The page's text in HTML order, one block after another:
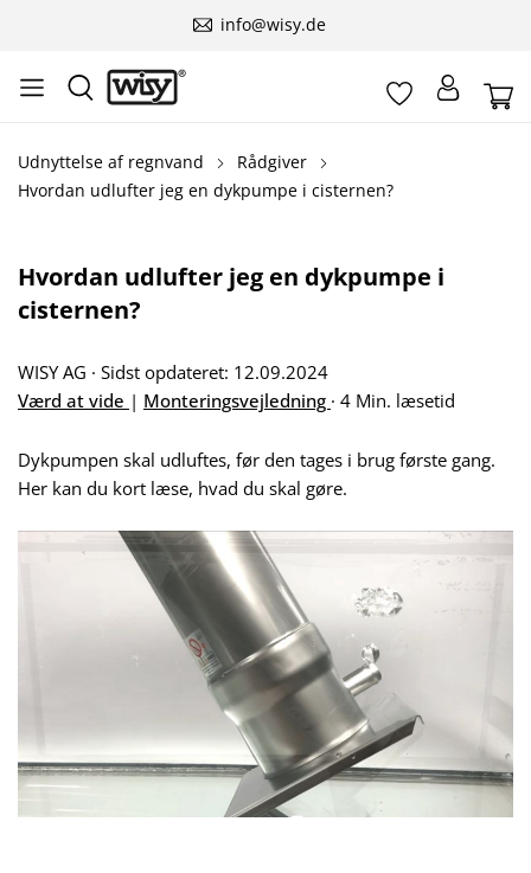
info@wisy.de
Udnyttelse af regnvand
Rådgiver
Hvordan udlufter jeg en dykpumpe i cisternen?
Hvordan udlufter jeg en dykpumpe i
cisternen?
WISY AG · Sidst opdateret: 12.09.2024
Værd at vide | Monteringsvejledning · 4 Min. læsetid
Dykpumpen skal udluftes, før den tages i brug første gang.
Her kan du kort læse, hvad du skal gøre.